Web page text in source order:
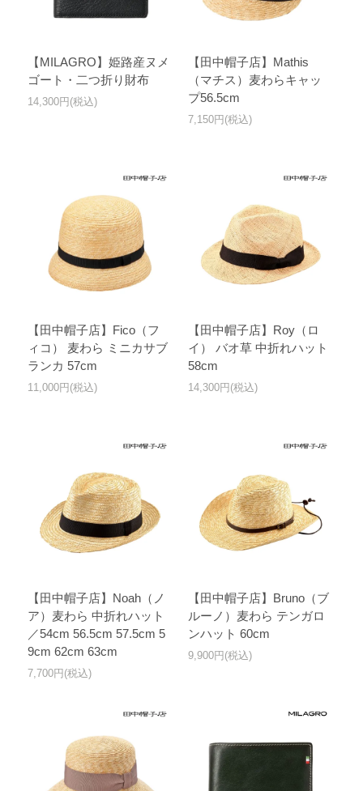
【MILAGRO】姫路産ヌメ
ゴート・二つ折り財布
14,300円(税込)
【田中帽子店】Mathis
（マチス）麦わらキャッ
プ56.5cm
7,150円(税込)
【田中帽子店】Fico（フ
ィコ） 麦わら ミニカサブ
ランカ 57cm
11,000円(税込)
【田中帽子店】Roy（ロ
イ） バオ草 中折れハット
58cm
14,300円(税込)
【田中帽子店】Noah（ノ
ア）麦わら 中折れハット
／54cm 56.5cm 57.5cm 5
9cm 62cm 63cm
7,700円(税込)
【田中帽子店】Bruno（ブ
ルーノ）麦わら テンガロ
ンハット 60cm
9,900円(税込)